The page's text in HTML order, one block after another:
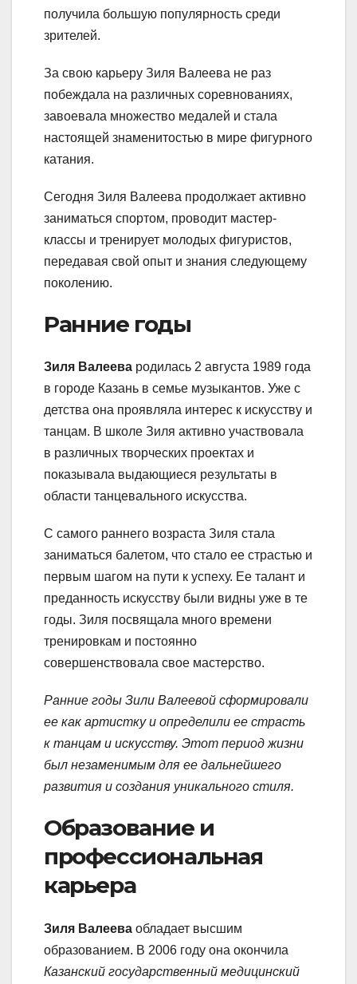
получила большую популярность среди
зрителей.
За свою карьеру Зиля Валеева не раз
побеждала на различных соревнованиях,
завоевала множество медалей и стала
настоящей знаменитостью в мире фигурного
катания.
Сегодня Зиля Валеева продолжает активно
заниматься спортом, проводит мастер-
классы и тренирует молодых фигуристов,
передавая свой опыт и знания следующему
поколению.
Ранние годы
Зиля Валеева родилась 2 августа 1989 года
в городе Казань в семье музыкантов. Уже с
детства она проявляла интерес к искусству и
танцам. В школе Зиля активно участвовала
в различных творческих проектах и
показывала выдающиеся результаты в
области танцевального искусства.
С самого раннего возраста Зиля стала
заниматься балетом, что стало ее страстью и
первым шагом на пути к успеху. Ее талант и
преданность искусству были видны уже в те
годы. Зиля посвящала много времени
тренировкам и постоянно
совершенствовала свое мастерство.
Ранние годы Зили Валеевой сформировали
ее как артистку и определили ее страсть
к танцам и искусству. Этот период жизни
был незаменимым для ее дальнейшего
развития и создания уникального стиля.
Образование и
профессиональная
карьера
Зиля Валеева обладает высшим
образованием. В 2006 году она окончила
Казанский государственный медицинский